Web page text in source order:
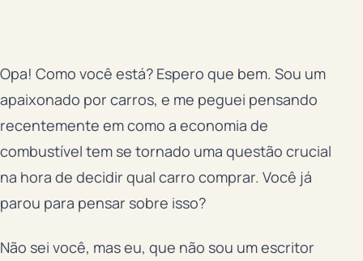
Opa! Como você está? Espero que bem. Sou um
apaixonado por carros, e me peguei pensando
recentemente em como a economia de
combustível tem se tornado uma questão crucial
na hora de decidir qual carro comprar. Você já
parou para pensar sobre isso?
Não sei você, mas eu, que não sou um escritor